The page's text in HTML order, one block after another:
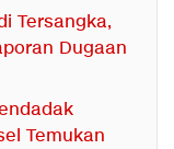
Tersangka,
Dugaan
Temukan